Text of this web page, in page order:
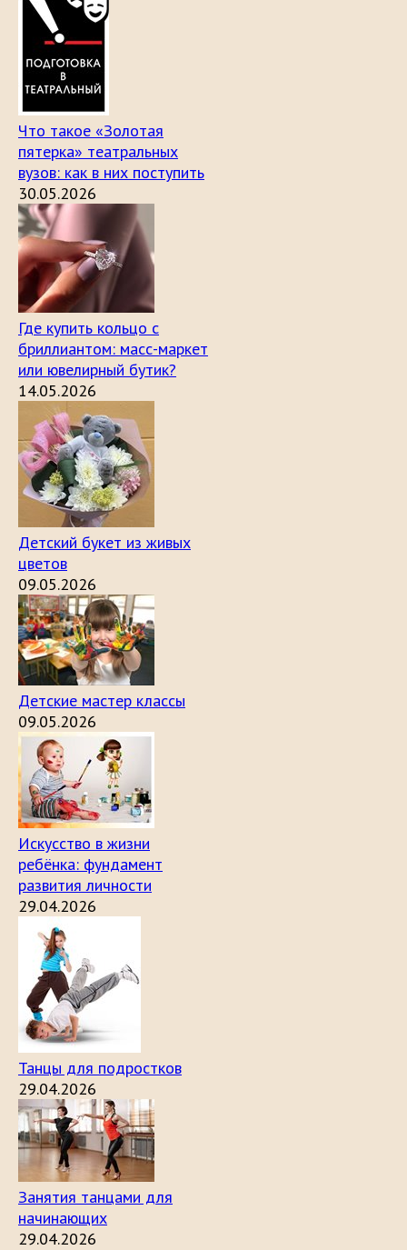
Что такое «Золотая
пятерка» театральных
вузов: как в них поступить
30.05.2026
Где купить кольцо с
бриллиантом: масс-маркет
или ювелирный бутик?
14.05.2026
Детский букет из живых
цветов
09.05.2026
Детские мастер классы
09.05.2026
Искусство в жизни
ребёнка: фундамент
развития личности
29.04.2026
Танцы для подростков
29.04.2026
Занятия танцами для
начинающих
29.04.2026